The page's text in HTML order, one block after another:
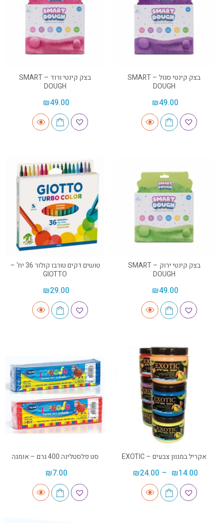
בצק קינטי סגול – SMART
DOUGH
₪49.00
בצק קינטי ורוד – SMART
DOUGH
₪49.00
בצק קינטי ירוק – SMART
DOUGH
₪49.00
טושים דקים טורבו קולור 36 יח' –
GIOTTO
₪29.00
אקריל במגוון צבעים – EXOTIC
₪14.00
–
₪24.00
סט פלסטלינה 400 גרם – אומגה
₪7.00